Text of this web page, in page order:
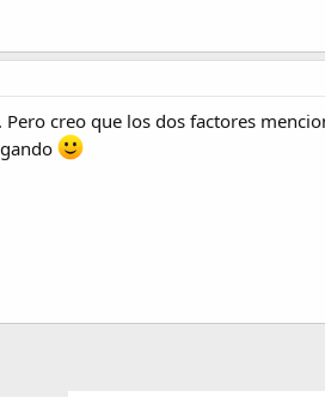
creo que los dos factores